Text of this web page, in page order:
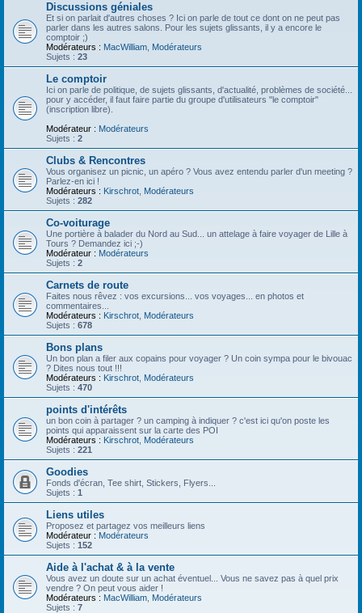
Discussions géniales
Et si on parlait d'autres choses ? Ici on parle de tout ce dont on ne peut pas
parler dans les autres salons. Pour les sujets glissants, il y a encore le
comptoir ;)
Modérateurs : MacWilliam Modérateurs
Sujets : 23
Le comptoir
Ici on parle de politique, de sujets glissants, d'actualité, problèmes de société...
pour y accéder, il faut faire partie du groupe d'utilisateurs "le comptoir"
(inscription libre).
Modérateur : Modérateurs
Sujets : 2
Clubs & Rencontres
Vous organisez un picnic, un apéro ? Vous avez entendu parler d'un meeting ?
Parlez-en ici !
Modérateurs : Kirschrot Modérateurs
Sujets : 282
Co-voiturage
Une portière à balader du Nord au Sud... un attelage à faire voyager de Lille à
Tours ? Demandez ici ;-)
Modérateur : Modérateurs
Sujets : 2
Carnets de route
Faites nous rêvez : vos excursions... vos voyages... en photos et
commentaires...
Modérateurs : Kirschrot Modérateurs
Sujets : 678
Bons plans
Un bon plan a filer aux copains pour voyager ? Un coin sympa pour le bivouac
? Dites nous tout !!!
Modérateurs : Kirschrot Modérateurs
Sujets : 470
points d'intérêts
un bon coin à partager ? un camping à indiquer ? c'est ici qu'on poste les
points qui apparaissent sur la carte des POI
Modérateurs : Kirschrot Modérateurs
Sujets : 221
Goodies
Fonds d'écran, Tee shirt, Stickers, Flyers...
Sujets : 1
Liens utiles
Proposez et partagez vos meilleurs liens
Modérateur : Modérateurs
Sujets : 152
Aide à l'achat & à la vente
Vous avez un doute sur un achat éventuel... Vous ne savez pas à quel prix
vendre ? On peut vous aider !
Modérateurs : MacWilliam Modérateurs
Sujets : 7